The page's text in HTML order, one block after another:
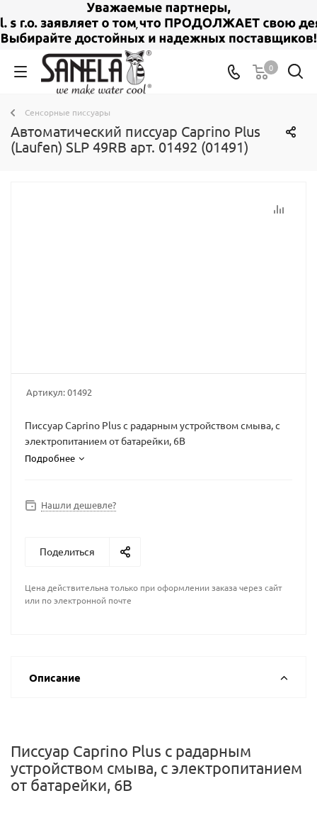
0
Сенсорные писсуары
Автоматический писсуар Caprino Plus
(Laufen) SLP 49RB арт. 01492 (01491)
Артикул:01492
Писсуар Caprino Plus с радарным устройством смыва, с
электропитанием от батарейки, 6В
Подробнее
Нашли дешевле?
Поделиться
Цена действительна только при оформлении заказа через сайт
или по электронной почте
Описание
Писсуар Caprino Plus с радарным
устройством смыва, с электропитанием
от батарейки, 6В